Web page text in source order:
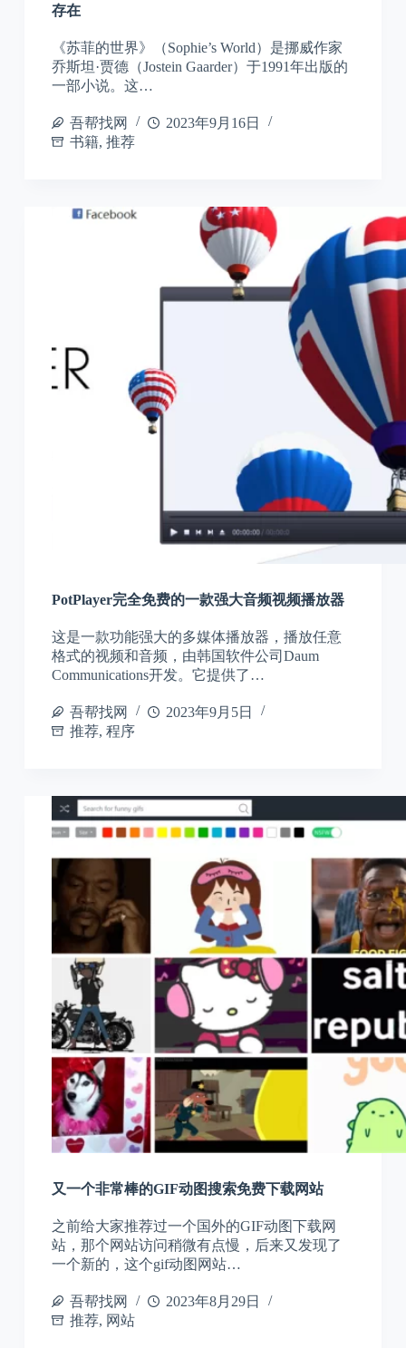
存在
《苏菲的世界》（Sophie’s World）是挪威作家
乔斯坦·贾德（Jostein Gaarder）于1991年出版的
一部小说。这…
吾帮找网
2023年9月16日
书籍, 推荐
PotPlayer完全免费的一款强大音频视频播放器
这是一款功能强大的多媒体播放器，播放任意
格式的视频和音频，由韩国软件公司Daum
Communications开发。它提供了…
吾帮找网
2023年9月5日
推荐, 程序
又一个非常棒的GIF动图搜索免费下载网站
之前给大家推荐过一个国外的GIF动图下载网
站，那个网站访问稍微有点慢，后来又发现了
一个新的，这个gif动图网站…
吾帮找网
2023年8月29日
推荐, 网站